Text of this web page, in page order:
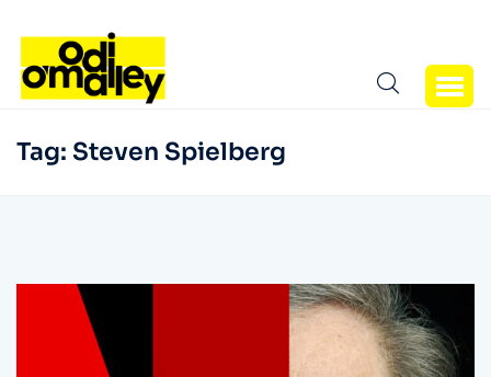
Tag: Steven Spielberg